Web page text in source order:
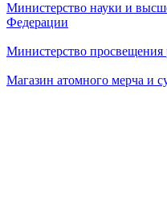
Министерство науки и
Федерации
Министерство просвещения
Магазин атомного мерча и